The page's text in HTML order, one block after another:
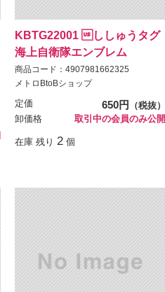
KBTG22001 ししゅうタグ
海上自衛隊エンブレム
商品コード：4907981662325
メトロBtoBショップ
定価 650円
（税抜）
卸価格
取引中の会員のみ公開
在庫 残り 2 個